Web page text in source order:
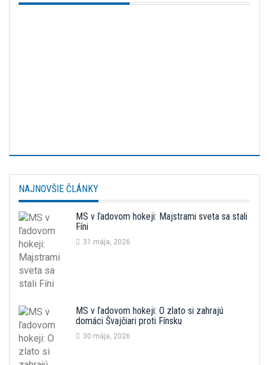
NAJNOVŠIE ČLÁNKY
MS v ľadovom hokeji: Majstrami sveta sa stali
Fíni
31 mája, 2026
MS v ľadovom hokeji: O zlato si zahrajú
domáci Švajčiari proti Fínsku
30 mája, 2026